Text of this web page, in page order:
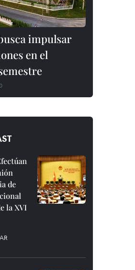
impulsar
en el
de
la XVI